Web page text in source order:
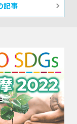
記事